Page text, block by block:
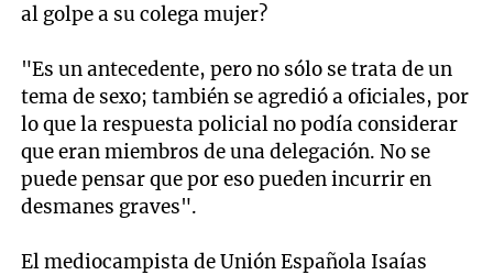
al golpe a su colega mujer?
"Es un antecedente, pero no sólo se trata de un
tema de sexo; también se agredió a oficiales, por
lo que la respuesta policial no podía considerar
que eran miembros de una delegación. No se
puede pensar que por eso pueden incurrir en
desmanes graves".
El mediocampista de Unión Española Isaías